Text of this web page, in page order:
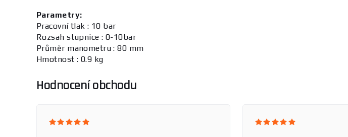
Parametry:
Pracovní tlak : 10 bar
Rozsah stupnice : 0-10bar
Průměr manometru : 80 mm
Hmotnost : 0.9 kg
Hodnocení obchodu